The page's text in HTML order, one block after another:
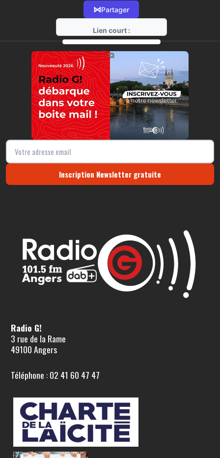
⋈Partager
Lien court :
https://radio-g.fr?6424
⧉
Inscription Newsletter gratuite
Radio G!
3 rue de la Rame
49100 Angers
Téléphone : 02 41 60 47 47